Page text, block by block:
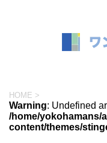
HOME >
Warning: Undefined
/home/yokohamans/
content/themes/